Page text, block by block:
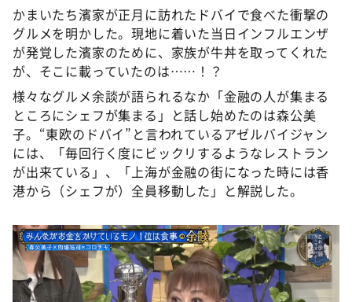
て真剣です
探偵！ナイトスクープ
news おかえり
河合＆A.B.C-Z塚田×福井アナ「なんでやねん！？」
（news おかえり）
DAIGOも台所 ～きょうの献立 何にする？～
本日はダイアンなり！シーズン２
朝だ！生です旅サラダ
ＬＩＦＥ～夢のカタチ～
新婚さんいらっしゃい！
ポツンと一軒家
かまいたち濱家が正月に訪れたドバイで食べた衝撃の
グルメを明かした。現地に着いた当日インフルエンザ
が発覚した濱家のために、家族が牛丼を取ってくれた
が、そこに載っていたのは……！？
様々なグルメ余談が語られるなか「金融の人が集まる
ところにシェフが集まる」と話し始めたのは森公美
子。“東欧のドバイ”と言われているアゼルバイジャン
には、「毎回行く度にビックリするようなレストラン
が出来ている」、「上海が金融の街になった時には香
港から（シェフが）全員移動した」と解説した。